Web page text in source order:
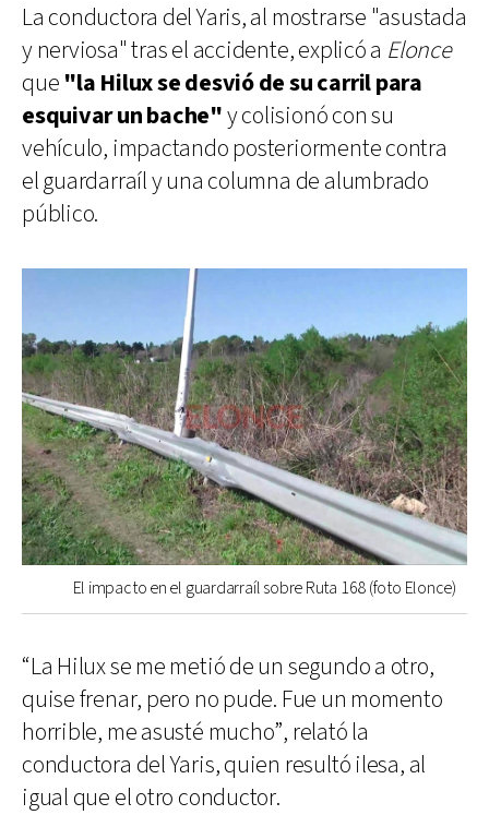
La conductora del Yaris, al mostrarse "asustada
y nerviosa" tras el accidente, explicó a Elonce
que "la Hilux se desvió de su carril para
esquivar un bache"y colisionó con su
vehículo, impactando posteriormente contra
el guardarraíl y una columna de alumbrado
público.
El impacto en el guardarraíl sobre Ruta 168 (foto Elonce)
“La Hilux se me metió de un segundo a otro,
quise frenar, pero no pude. Fue un momento
horrible, me asusté mucho”, relató la
conductora del Yaris, quien resultó ilesa, al
igual que el otro conductor.